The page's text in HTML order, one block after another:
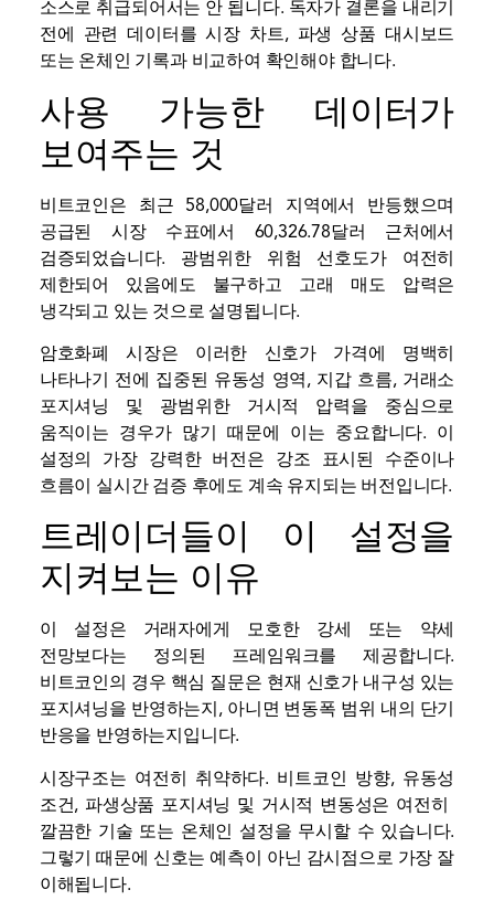
소스로 취급되어서는 안 됩니다. 독자가 결론을 내리기
전에 관련 데이터를 시장 차트, 파생 상품 대시보드
또는 온체인 기록과 비교하여 확인해야 합니다.
사용 가능한 데이터가
보여주는 것
비트코인은 최근 58,000달러 지역에서 반등했으며
공급된 시장 수표에서 60,326.78달러 근처에서
검증되었습니다. 광범위한 위험 선호도가 여전히
제한되어 있음에도 불구하고 고래 매도 압력은
냉각되고 있는 것으로 설명됩니다.
암호화폐 시장은 이러한 신호가 가격에 명백히
나타나기 전에 집중된 유동성 영역, 지갑 흐름, 거래소
포지셔닝 및 광범위한 거시적 압력을 중심으로
움직이는 경우가 많기 때문에 이는 중요합니다. 이
설정의 가장 강력한 버전은 강조 표시된 수준이나
흐름이 실시간 검증 후에도 계속 유지되는 버전입니다.
트레이더들이 이 설정을
지켜보는 이유
이 설정은 거래자에게 모호한 강세 또는 약세
전망보다는 정의된 프레임워크를 제공합니다.
비트코인의 경우 핵심 질문은 현재 신호가 내구성 있는
포지셔닝을 반영하는지, 아니면 변동폭 범위 내의 단기
반응을 반영하는지입니다.
시장구조는 여전히 취약하다. 비트코인 방향, 유동성
조건, 파생상품 포지셔닝 및 거시적 변동성은 여전히 ​​
깔끔한 기술 또는 온체인 설정을 무시할 수 있습니다.
그렇기 때문에 신호는 예측이 아닌 감시점으로 가장 잘
이해됩니다.